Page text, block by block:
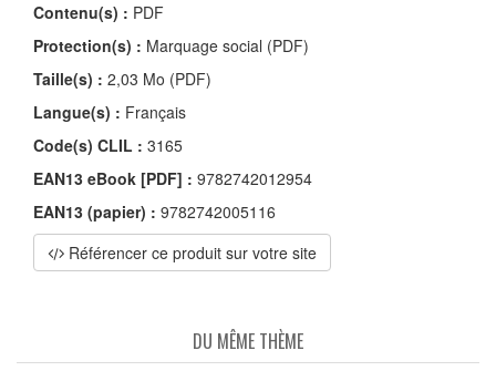
Contenu(s) : PDF
Protection(s) : Marquage social (PDF)
Taille(s) : 2,03 Mo (PDF)
Langue(s) : Français
Code(s) CLIL : 3165
EAN13 eBook [PDF] : 9782742012954
EAN13 (papier) : 9782742005116
Référencer ce produit sur votre site
DU MÊME THÈME